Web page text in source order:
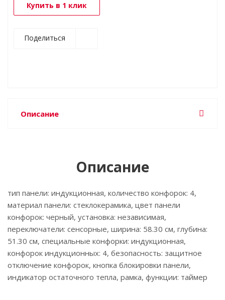
Купить в 1 клик
Поделиться
Описание
Описание
тип панели: индукционная, количество конфорок: 4,
материал панели: стеклокерамика, цвет панели
конфорок: черный, установка: независимая,
переключатели: сенсорные, ширина: 58.30 см, глубина:
51.30 см, специальные конфорки: индукционная,
конфорок индукционных: 4, безопасность: защитное
отключение конфорок, кнопка блокировки панели,
индикатор остаточного тепла, рамка, функции: таймер